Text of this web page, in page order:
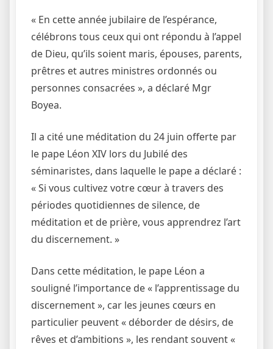
« En cette année jubilaire de l’espérance,
célébrons tous ceux qui ont répondu à l’appel
de Dieu, qu’ils soient maris, épouses, parents,
prêtres et autres ministres ordonnés ou
personnes consacrées », a déclaré Mgr
Boyea.
Il a cité une méditation du 24 juin offerte par
le pape Léon XIV lors du Jubilé des
séminaristes, dans laquelle le pape a déclaré :
« Si vous cultivez votre cœur à travers des
périodes quotidiennes de silence, de
méditation et de prière, vous apprendrez l’art
du discernement. »
Dans cette méditation, le pape Léon a
souligné l’importance de « l’apprentissage du
discernement », car les jeunes cœurs en
particulier peuvent « déborder de désirs, de
rêves et d’ambitions », les rendant souvent «